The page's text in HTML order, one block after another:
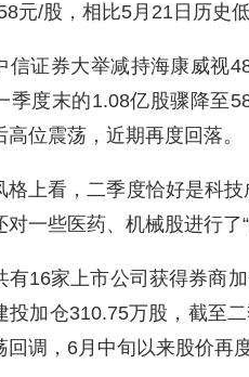
元/股，相比5月21日历史
信证券大举减持海康威视
季度末的1.08亿股骤降至
位震荡，近期再度回落。
格上看，二季度恰好是科技
一些医药、机械股进行了“
有16家上市公司获得券商
投加仓310.75万股，截至
调，6月中旬以来股价再度